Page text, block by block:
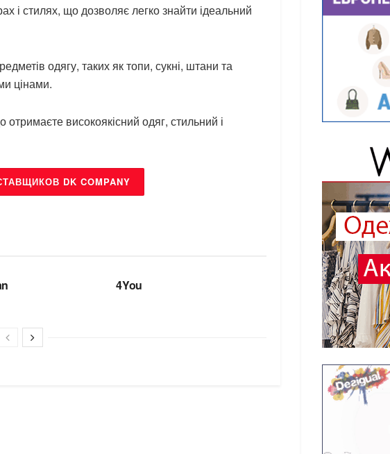
і стилях, що дозволяє легко знайти ідеальний
одягу, таких як топи, сукні, штани та
цінами.
високоякісний одяг, стильний і
DK COMPANY
4You